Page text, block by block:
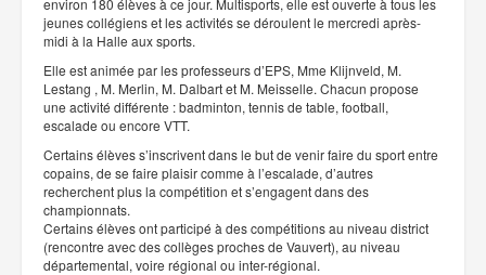
jeunes collégiens et les activités se déroulent le mercredi après-
midi à la Halle aux sports.
Elle est animée par les professeurs d’EPS, Mme Klijnveld, M.
Lestang , M. Merlin, M. Dalbart et M. Meisselle. Chacun propose
une activité différente : badminton, tennis de table, football,
escalade ou encore VTT.
Certains élèves s’inscrivent dans le but de venir faire du sport entre
copains, de se faire plaisir comme à l’escalade, d’autres
recherchent plus la compétition et s’engagent dans des
championnats.
Certains élèves ont participé à des compétitions au niveau district
(rencontre avec des collèges proches de Vauvert), au niveau
départemental, voire régional ou inter-régional.